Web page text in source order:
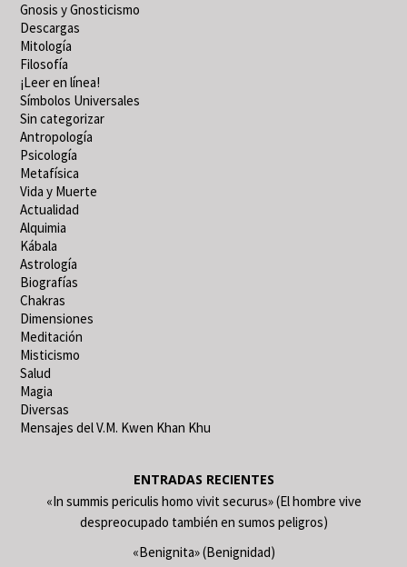
Gnosis y Gnosticismo
Descargas
Mitología
Filosofía
¡Leer en línea!
Símbolos Universales
Sin categorizar
Antropología
Psicología
Metafísica
Vida y Muerte
Actualidad
Alquimia
Kábala
Astrología
Biografías
Chakras
Dimensiones
Meditación
Misticismo
Salud
Magia
Diversas
Mensajes del V.M. Kwen Khan Khu
ENTRADAS RECIENTES
«In summis periculis homo vivit securus» (El hombre vive
despreocupado también en sumos peligros)
«Benignita» (Benignidad)